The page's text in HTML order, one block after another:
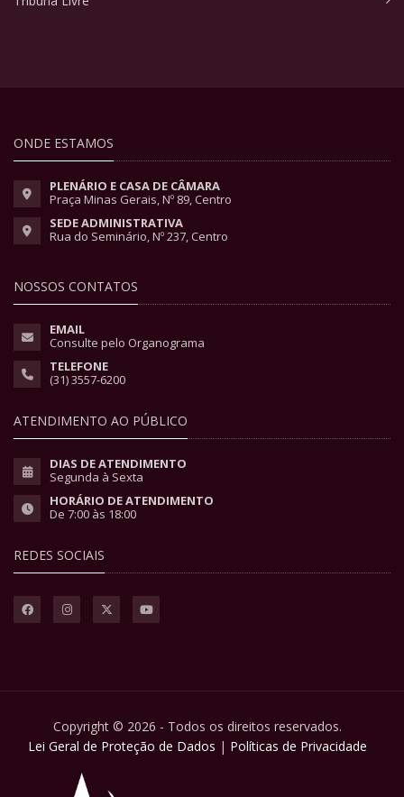
ONDE ESTAMOS
PLENÁRIO E CASA DE CÂMARA
Praça Minas Gerais, Nº 89, Centro
SEDE ADMINISTRATIVA
Rua do Seminário, Nº 237, Centro
NOSSOS CONTATOS
EMAIL
Consulte pelo Organograma
TELEFONE
(31) 3557-6200
ATENDIMENTO AO PÚBLICO
DIAS DE ATENDIMENTO
Segunda à Sexta
HORÁRIO DE ATENDIMENTO
De 7:00 às 18:00
REDES SOCIAIS
Copyright © 2026 - Todos os direitos reservados.
Lei Geral de Proteção de Dados | Políticas de Privacidade